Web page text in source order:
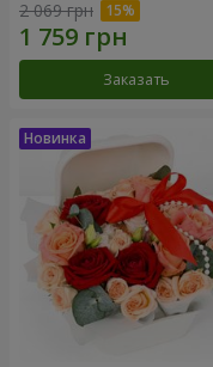
2 069 грн
Заказать